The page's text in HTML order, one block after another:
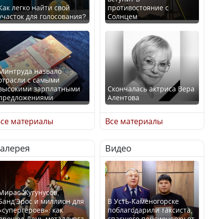
легко найти свой
для голосования?
назвало
с самыми
зарплатными
интеллект
включили в
программу
материалы
противостояние с
Солнцем
Скончалась актриса Вера
Алентова
В РФ вынесен заочный
приговор по уголовному
делу об убийстве Игоря
Талькова
Все материалы
Жугунусов,
и миллион для
как
Видео
В Усть-Каменогорске
поблагодарили таксиста,